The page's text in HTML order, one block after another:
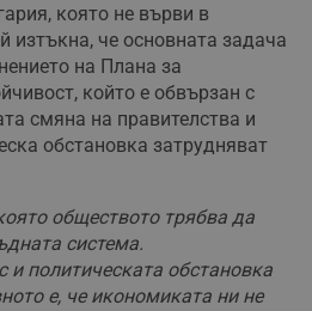
която не върви в
изтъкна, че основната задача
на Плана за
който е обвързан с
смяна на правителства и
обстановка затрудняват
обществото трябва да
система.
и политическата обстановка
е, че икономиката ни не